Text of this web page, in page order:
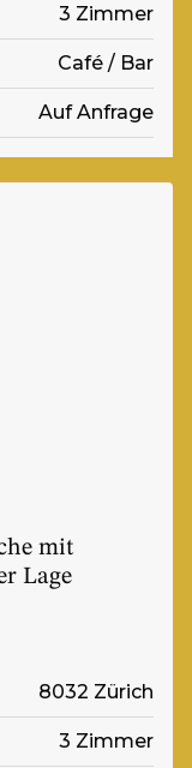
3 Zimmer
Café / Bar
Auf Anfrage
mit
Lage
8032 Zürich
3 Zimmer